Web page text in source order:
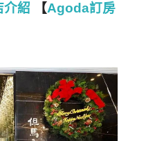
介紹 【Agoda訂房